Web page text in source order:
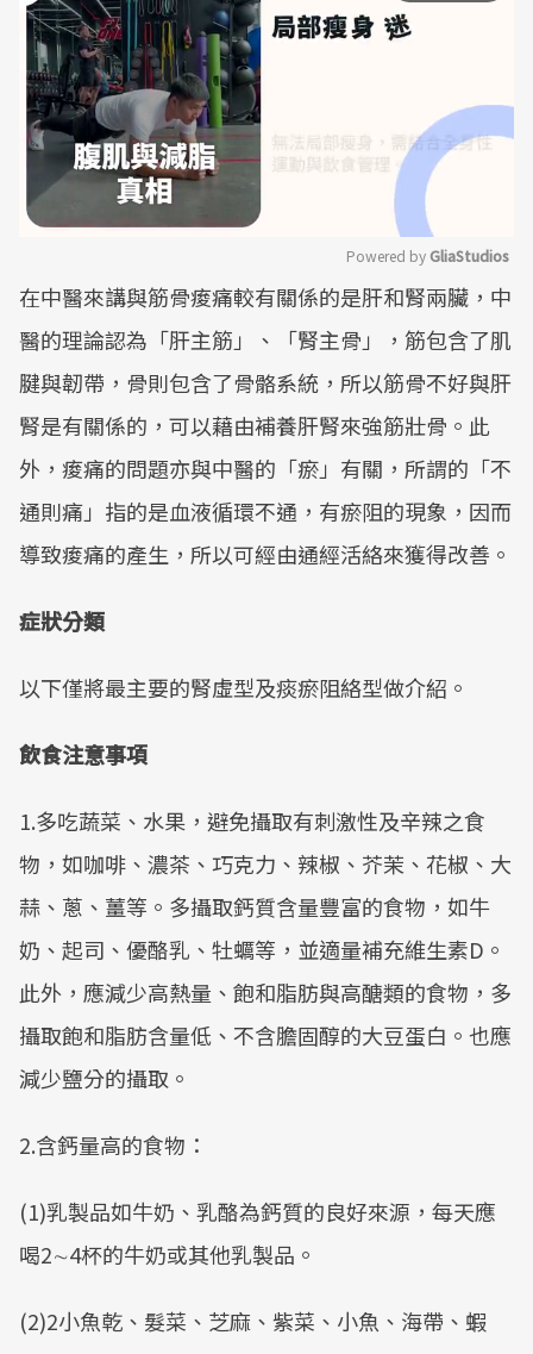
Mute
Powered by GliaStudios
在中醫來講與筋骨痠痛較有關係的是肝和腎兩臟，中
醫的理論認為「肝主筋」、「腎主骨」，筋包含了肌
腱與韌帶，骨則包含了骨骼系統，所以筋骨不好與肝
腎是有關係的，可以藉由補養肝腎來強筋壯骨。此
外，痠痛的問題亦與中醫的「瘀」有關，所謂的「不
通則痛」指的是血液循環不通，有瘀阻的現象，因而
導致痠痛的產生，所以可經由通經活絡來獲得改善。
症狀分類
以下僅將最主要的腎虛型及痰瘀阻絡型做介紹。
飲食注意事項
1.多吃蔬菜、水果，避免攝取有刺激性及辛辣之食
物，如咖啡、濃茶、巧克力、辣椒、芥茉、花椒、大
蒜、蔥、薑等。多攝取鈣質含量豐富的食物，如牛
奶、起司、優酪乳、牡蠣等，並適量補充維生素D。
此外，應減少高熱量、飽和脂肪與高醣類的食物，多
攝取飽和脂肪含量低、不含膽固醇的大豆蛋白。也應
減少鹽分的攝取。
2.含鈣量高的食物：
(1)乳製品如牛奶、乳酪為鈣質的良好來源，每天應
喝2∼4杯的牛奶或其他乳製品。
(2)2小魚乾、髮菜、芝麻、紫菜、小魚、海帶、蝦